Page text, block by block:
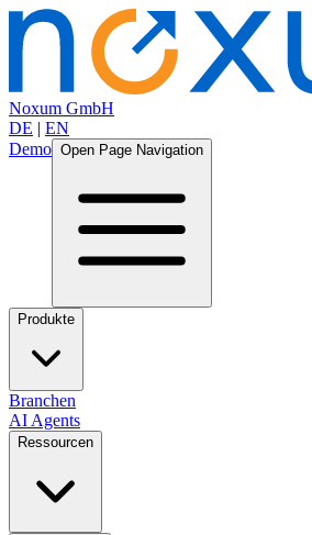
Noxum GmbH
DE | EN
Demo Open Page Navigation
Produkte
Branchen
AI Agents
Ressourcen